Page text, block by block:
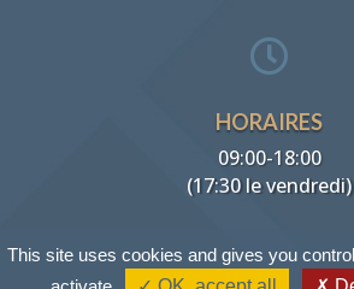

HORAIRES
09:00-18:00
(17:30 le vendredi)
This site uses cookies and gives you